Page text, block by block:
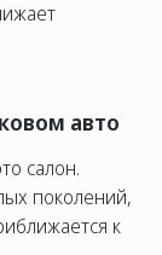
авто
салон.
поколений,
к